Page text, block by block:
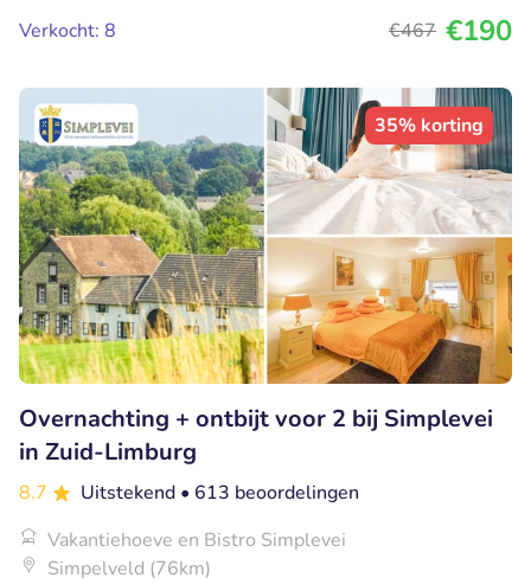
Verkocht: 8
€467 €190
35% korting
Overnachting + ontbijt voor 2 bij Simplevei
in Zuid-Limburg
8.7 Uitstekend • 613 beoordelingen
Vakantiehoeve en Bistro Simplevei
Simpelveld (76km)